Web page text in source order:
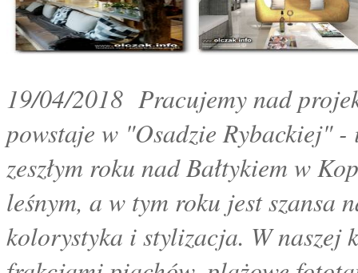
19/04/2018 Pracujemy nad
powstaje w "Osadzie Rybackiej"
zeszłym roku nad Bałtykiem w
leśnym, a w tym roku jest szansa
kolorystyka i stylizacja. W naszej